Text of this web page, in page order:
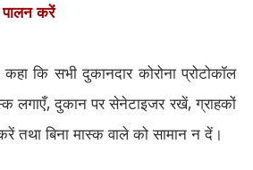
पालन करें
कि सभी दुकानदार कोरोना प्रोटोकॉल
लगाएँ,दुकान पर सेनेटाइजर रखें,ग्राहकों
तथा बिना मास्क वाले को सामान न दें।